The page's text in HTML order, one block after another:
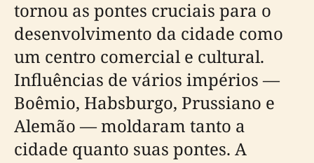
tornou as pontes cruciais para o
desenvolvimento da cidade como
um centro comercial e cultural.
Influências de vários impérios —
Boêmio, Habsburgo, Prussiano e
Alemão — moldaram tanto a
cidade quanto suas pontes. A